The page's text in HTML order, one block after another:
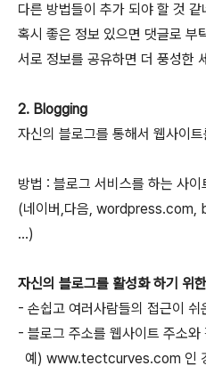
다른 방법들이 추가 되야 할 것 같
혹시 좋은 정보 있으면 댓글로 부
서로 정보를 공유하면 더 풍성한
2. Blogging
자신의 블로그를 통해서 웹사이
방법 : 블로그 서비스를 하는 사
(네이버,다음,
...)
자신의 블로그를 활성화 하기 위
- 손쉽고 여러사람들의 접근이
- 블로그 주소를 웹사이트 주소와
예) www.tectcurves.com 인